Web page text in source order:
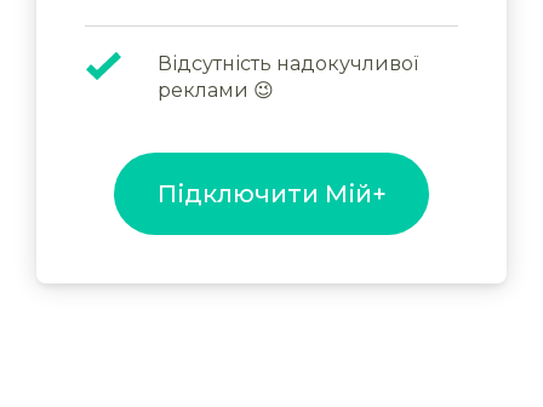
Відсутність надокучливої
реклами 😉
Підключити Мій+